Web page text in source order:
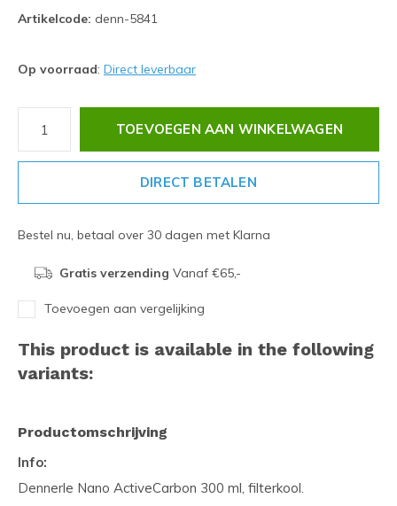
Artikelcode: denn-5841
Op voorraad: Direct leverbaar
TOEVOEGEN AAN WINKELWAGEN
DIRECT BETALEN
Bestel nu, betaal over 30 dagen met Klarna
Gratis verzending Vanaf €65,-
Toevoegen aan vergelijking
This product is available in the following
variants:
Productomschrijving
Info:
Dennerle Nano ActiveCarbon 300 ml, filterkool.